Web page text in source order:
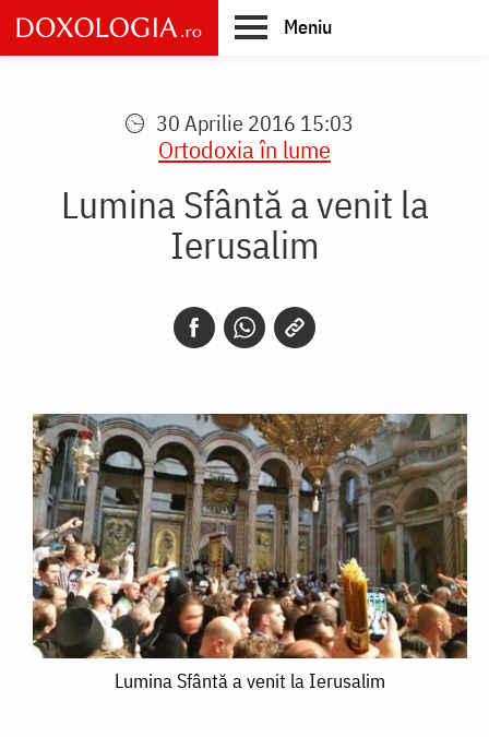
Skip
to
main
Meniu
30 Aprilie 2016 15:03
Ortodoxia în lume
Lumina Sfântă a venit la
Ierusalim
Lumina Sfântă a venit la Ierusalim